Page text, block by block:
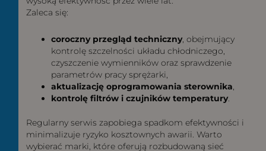
Zaleca się:
coroczny przegląd techniczny, obejmujący
kontrolę szczelności układu chłodniczego,
czyszczenie wymienników oraz sprawdzenie
parametrów pracy sprężarki,
aktualizację oprogramowania sterownika,
kontrolę filtrów i czujników temperatury.
Regularny serwis zapobiega spadkom efektywności i
minimalizuje ryzyko kosztownych awarii. Warto
wybierać marki, które oferują rozbudowaną sieć